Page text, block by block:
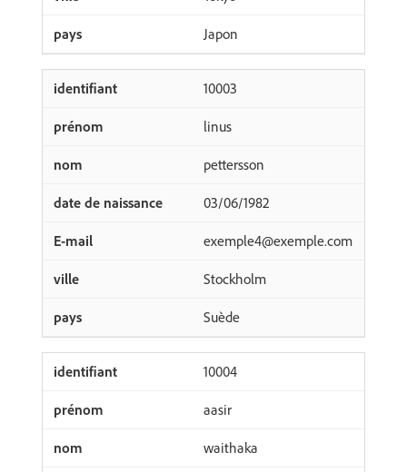
Japon
10003
linus
pettersson
03/06/1982
exemple4@exemple.com
Stockholm
Suède
10004
aasir
waithaka